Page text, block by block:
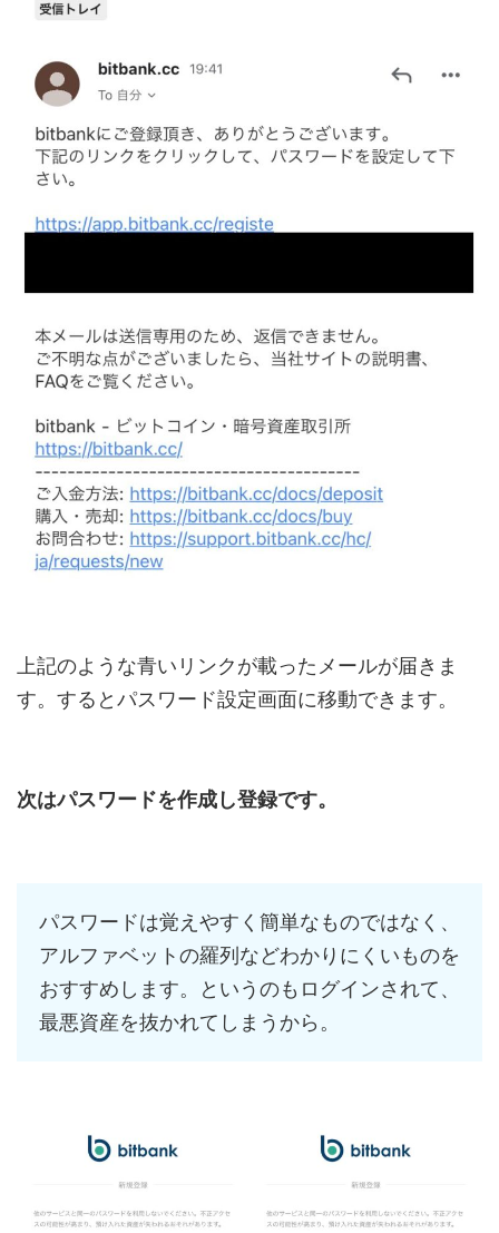
上記のような青いリンクが載ったメールが届きま
す。するとパスワード設定画面に移動できます。
次はパスワードを作成し登録です。
パスワードは覚えやすく簡単なものではなく、
アルファベットの羅列などわかりにくいものを
おすすめします。というのもログインされて、
最悪資産を抜かれてしまうから。